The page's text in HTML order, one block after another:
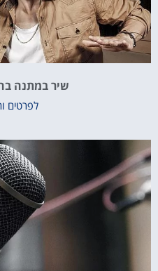
שיר במתנה
לפרטים